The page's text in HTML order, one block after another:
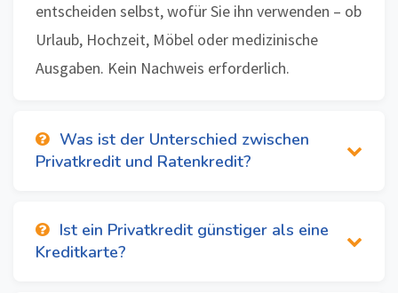
entscheiden selbst, wofür Sie ihn verwenden – ob
Urlaub, Hochzeit, Möbel oder medizinische
Ausgaben. Kein Nachweis erforderlich.
Was ist der Unterschied zwischen
Privatkredit und Ratenkredit?
Ist ein Privatkredit günstiger als eine
Kreditkarte?